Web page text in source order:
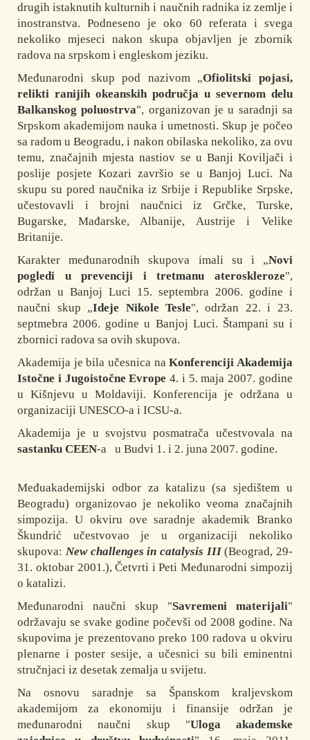
drugih istaknutih kulturnih i naučnih radnika iz zemlje i
inostranstva. Podneseno je oko 60 referata i svega
nekoliko mjeseci nakon skupa objavljen je zbornik
radova na srpskom i engleskom jeziku.
Međunarodni skup pod nazivom „Ofiolitski pojasi,
relikti ranijih okeanskih područja u severnom delu
Balkanskog poluostrva", organizovan je u saradnji sa
Srpskom akademijom nauka i umetnosti. Skup je počeo
sa radom u Beogradu, i nakon obilaska nekoliko, za ovu
temu, značajnih mjesta nastiov se u Banji Koviljači i
poslije posjete Kozari završio se u Banjoj Luci. Na
skupu su pored naučnika iz Srbije i Republike Srpske,
učestovavli i brojni naučnici iz Grčke, Turske,
Bugarske, Mađarske, Albanije, Austrije i Velike
Britanije.
Karakter međunarodnih skupova imali su i „Novi
pogledi u prevenciji i tretmanu ateroskleroze",
održan u Banjoj Luci 15. septembra 2006. godine i
naučni skup „Ideje Nikole Tesle", održan 22. i 23.
septmebra 2006. godine u Banjoj Luci. Štampani su i
zbornici radova sa ovih skupova.
Akademija je bila učesnica naKonferenciji Akademija
Istočne i Jugoistočne Evrope 4. i 5. maja 2007. godine
u Kišnjevu u Moldaviji. Konferencija je održana u
organizaciji UNESCO-a i ICSU-a.
Akademija je u svojstvu posmatrača učestvovala na
sastanku CEEN-a u Budvi 1. i 2. juna 2007. godine.
Međuakademijski odbor za katalizu (sa sjedištem u
Beogradu) organizovao je nekoliko veoma značajnih
simpozija. U okviru ove saradnje akademik Branko
Škundrić učestvovao je u organizaciji nekoliko
skupova: New challenges in catalysis III(Beograd, 29-
31. oktobar 2001.), Četvrti i Peti Međunarodni simpozij
o katalizi.
Međunarodni naučni skup "Savremeni materijali"
održavaju se svake godine počevši od 2008 godine. Na
skupovima je prezentovano preko 100 radova u okviru
plenarne i poster sesije, a učesnici su bili eminentni
stručnjaci iz desetak zemalja u svijetu.
Na osnovu saradnje sa Španskom kraljevskom
akademijom za ekonomiju i finansije održan je
međunarodni naučni skup "Uloga akademske